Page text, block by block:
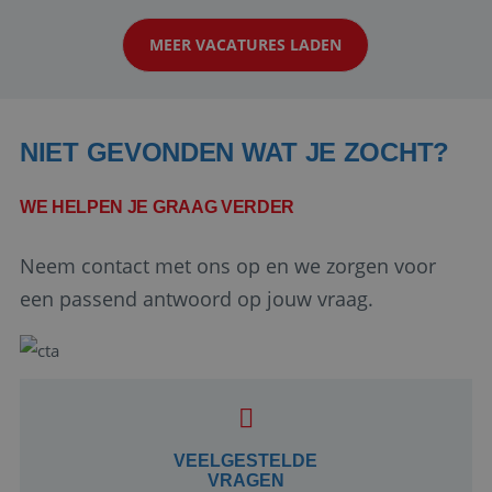
klanten te overtuigen om die droomreis te
boeken! ...
MEER VACATURES LADEN
NIET GEVONDEN WAT JE ZOCHT?
WE HELPEN JE GRAAG VERDER
Neem contact met ons op en we zorgen voor
een passend antwoord op jouw vraag.
VEELGESTELDE
VRAGEN
Google Privacy Policy